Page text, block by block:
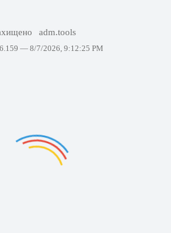
adm.tools
— 8/7/2026, 9:12:25 PM